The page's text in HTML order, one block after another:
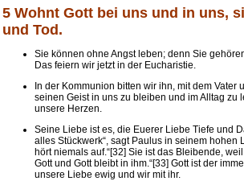
5 Wohnt Gott bei uns und in uns,
und Tod.
Sie können ohne Angst leben; denn Sie
Das feiern wir jetzt in der Eucharistie.
In der Kommunion bitten wir ihn, mit dem
seinen Geist in uns zu bleiben und im Alltag zu
unsere Herzen.
Seine Liebe ist es, die Euerer Liebe Tiefe und
alles Stückwerk“, sagt Paulus in seinem
hört niemals auf.“[32] Sie ist das Bleibende,
Gott und Gott bleibt in ihm.“[33] Gott ist der
unsere Liebe ewig und wir mit ihr.